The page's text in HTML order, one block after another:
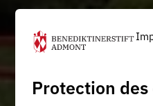
Protection